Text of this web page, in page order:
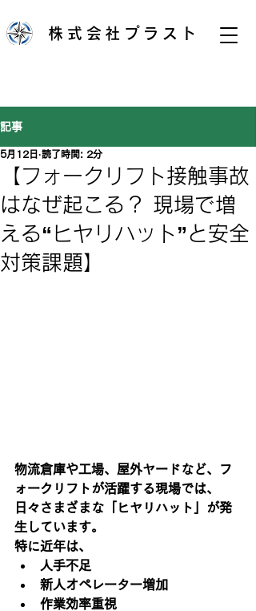
株式会社プラスト
記事
【フォークリフト接触事故
はなぜ起こる？ 現場で増
える“ヒヤリハット”と安全
対策課題】
5月12日 読了時間: 2分
物流倉庫や工場、屋外ヤードなど、フ
ォークリフトが活躍する現場では、
日々さまざまな「ヒヤリハット」が発
生しています。
特に近年は、
人手不足
新人オペレーター増加
作業効率重視